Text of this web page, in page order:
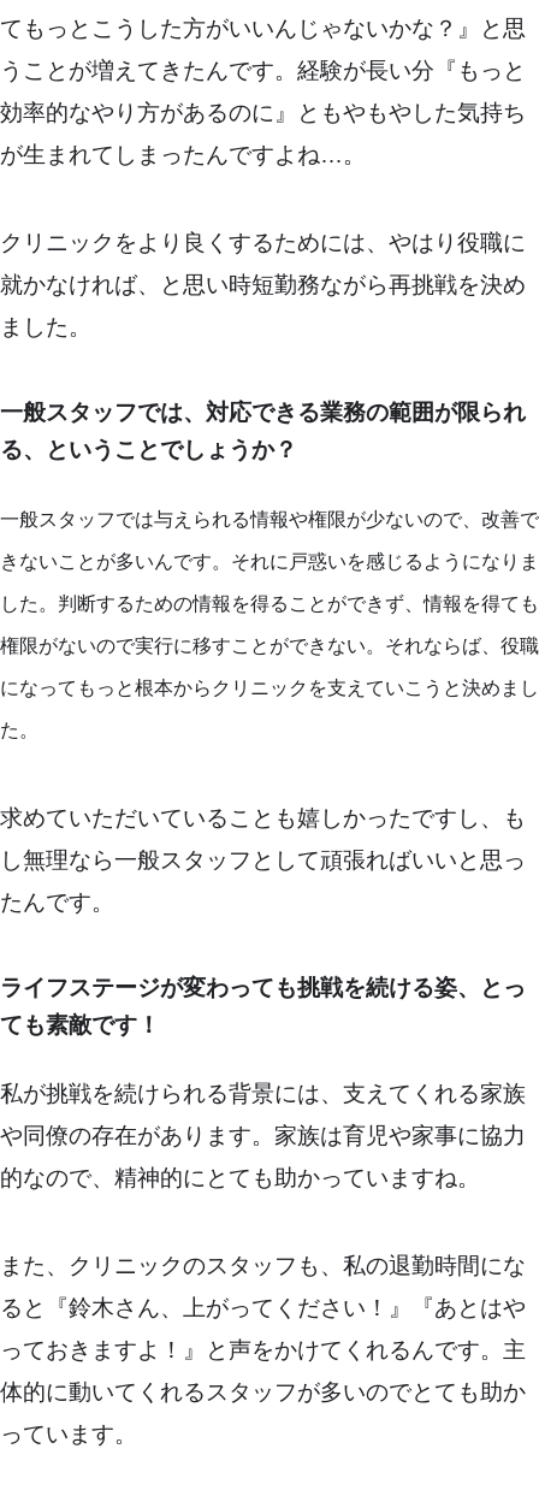
てもっとこうした方がいいんじゃないかな？』と思
うことが増えてきたんです。経験が長い分『もっと
効率的なやり方があるのに』ともやもやした気持ち
が生まれてしまったんですよね…。
クリニックをより良くするためには、やはり役職に
就かなければ、と思い時短勤務ながら再挑戦を決め
ました。
一般スタッフでは、対応できる業務の範囲が限られ
る、ということでしょうか？
一般スタッフでは与えられる情報や権限が少ないので、改善で
きないことが多いんです。それに戸惑いを感じるようになりま
した。 判断するための情報を得ることができず、情報を得ても
権限がないので実行に移すことができない。それならば、役職
になってもっと根本からクリニックを支えていこうと決めまし
た。
求めていただいていることも嬉しかったですし、も
し無理なら一般スタッフとして頑張ればいいと思っ
たんです。
ライフステージが変わっても挑戦を続ける姿、とっ
ても素敵です！
私が挑戦を続けられる背景には、支えてくれる家族
や同僚の存在があります。家族は育児や家事に協力
的なので、精神的にとても助かっていますね。
また、クリニックのスタッフも、私の退勤時間にな
ると『鈴木さん、上がってください！』『あとはや
っておきますよ！』と声をかけてくれるんです。主
体的に動いてくれるスタッフが多いのでとても助か
っています。